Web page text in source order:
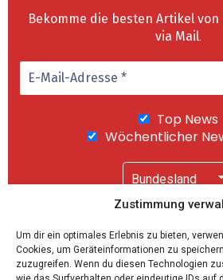
Zustimmung
Um dir ein optimales Erlebnis zu bieten,
Cookies, um Geräteinformationen zu
zuzugreifen. Wenn du diesen Technologien
Bekomme die besten Artikel
via Mail.
Top News
Wöchentlicher
"Abonnieren" akzeptierst